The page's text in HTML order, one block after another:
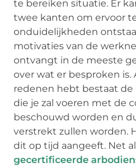
te bereiken situatie. Er
twee kanten om ervoor
onduidelijkheden
motivaties van de
ontvangt in de meeste
over wat er besproken is.
redenen hebt bestaat
die je zal voeren met de
beschouwd worden en
verstrekt zullen worden.
dit op tijd aangeeft. Net
gecertificeerde